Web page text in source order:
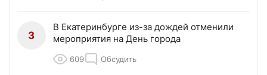
3
В Екатеринбурге из-за дождей отменили
мероприятия на День города
609 Обсудить